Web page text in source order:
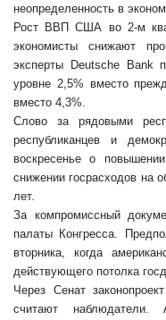
неопределенность в
Рост ВВП США во 2-м
экономисты снижают
эксперты Deutsche Bank
уровне 2,5% вместо
вместо 4,3%.
Слово за рядовыми
республиканцев и
воскресенье о
снижении госрасходов на
лет.
За компромиссный
палаты Конгресса.
вторника, когда
действующего потолка
Через Сенат
считают